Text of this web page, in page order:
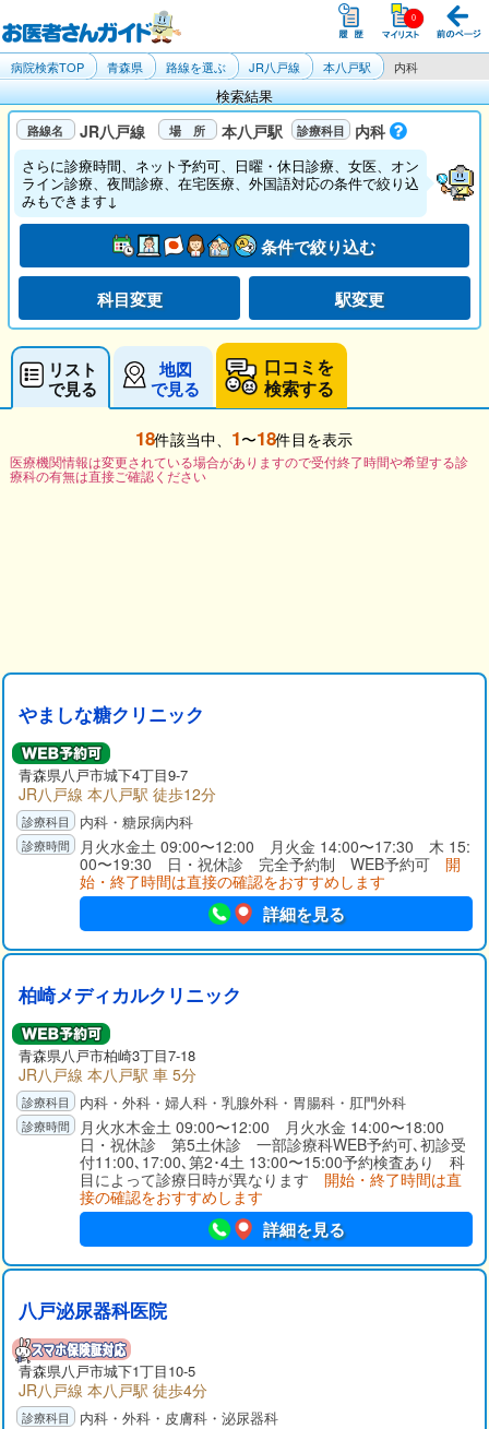
病院検索TOP 青森県 路線を選ぶ JR八戸線 本八戸駅 内科
検索結果
JR八戸線 本八戸駅 内科
さらに診療時間、ネット予約可、日曜・休日診療、女医、オン
ライン診療、夜間診療、在宅医療、外国語対応の条件で絞り込
みもできます↓
条件で絞り込む
科目変更 駅変更
リスト
で見る
地図
で見る
口コミを
検索する
18件該当中、 1〜18件目を表示
医療機関情報は変更されている場合がありますので受付終了時間や希望する診
療科の有無は直接ご確認ください
やましな糖クリニック
青森県八戸市城下4丁目9-7
JR八戸線 本八戸駅 徒歩12分
内科・糖尿病内科
月火水金土 09:00〜12:00 月火金 14:00〜17:30 木 15:
00〜19:30 日・祝休診 完全予約制 WEB予約可 開
始・終了時間は直接の確認をおすすめします
詳細を見る
柏崎メディカルクリニック
青森県八戸市柏崎3丁目7-18
JR八戸線 本八戸駅 車 5分
内科・外科・婦人科・乳腺外科・胃腸科・肛門外科
月火水木金土 09:00〜12:00 月火水金 14:00〜18:00
日・祝休診 第5土休診 一部診療科WEB予約可､初診受
付11:00､17:00､第2･4土 13:00〜15:00予約検査あり 科
目によって診療日時が異なります 開始・終了時間は直
接の確認をおすすめします
詳細を見る
八戸泌尿器科医院
青森県八戸市城下1丁目10-5
JR八戸線 本八戸駅 徒歩4分
内科・外科・皮膚科・泌尿器科